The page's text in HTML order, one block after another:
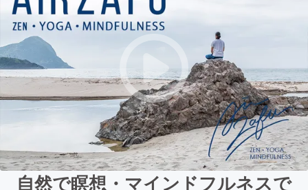
自然で瞑想・マインドフルネスで